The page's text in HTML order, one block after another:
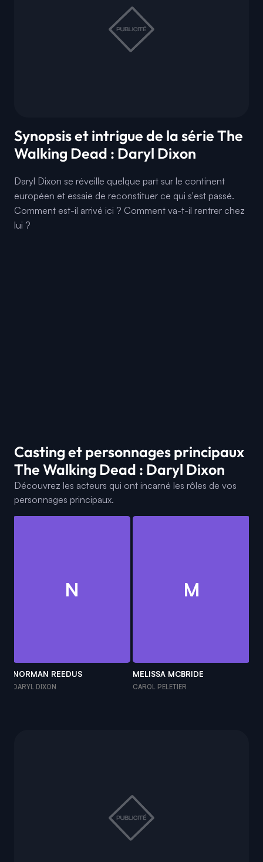
Synopsis et intrigue de la série The
Walking Dead : Daryl Dixon
Daryl Dixon se réveille quelque part sur le continent
européen et essaie de reconstituer ce qui s'est passé.
Comment est-il arrivé ici ? Comment va-t-il rentrer chez
lui ?
Casting et personnages principaux
The Walking Dead : Daryl Dixon
Découvrez les acteurs qui ont incarné les rôles de vos
personnages principaux.
N
NORMAN REEDUS
DARYL DIXON
M
MELISSA MCBRIDE
CAROL PELETIER